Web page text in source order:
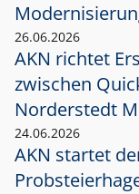
26.06.2026
AKN richtet
zwischen
Norderstedt
24.06.2026
AKN startet